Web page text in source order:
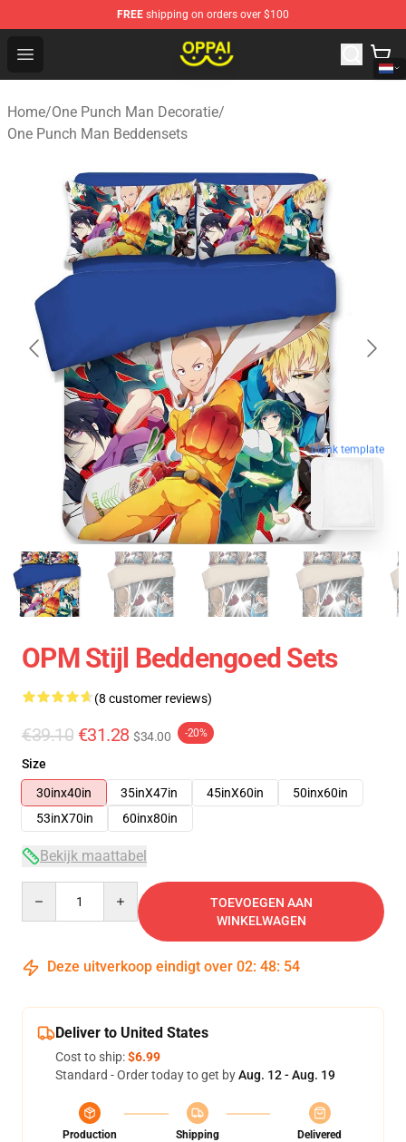
FREE shipping on orders over $100
Open menu
Oppai Store - Official Oppai Merchandise Shop
Home/One Punch Man Decoratie/
One Punch Man Beddensets
blank template
OPM Stijl Beddengoed Sets
(8 customer reviews)
€39.10 €31.28 $34.00 -20%
Size
30inx40in
35inX47in 45inX60in
50inx60in
53inX70in
60inx80in
Bekijk maattabel
TOEVOEGEN AAN
WINKELWAGEN
Deze uitverkoop eindigt over 02: 48: 53
Deliver to United States
Cost to ship:$6.99
Standard - Order today to get byAug. 12 - Aug. 19
Production
Shipping
Delivered